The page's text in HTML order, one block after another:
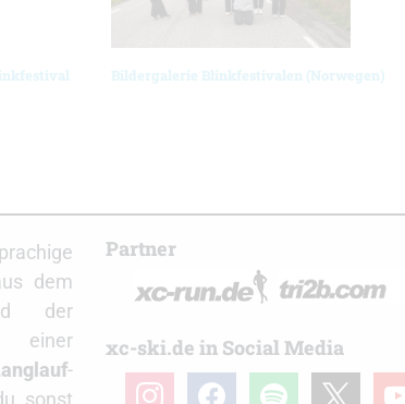
Bildergalerie Blinkfestivalen (Norwegen)
dem
der
einer
-
sonst
Partner
xc-ski.de in Social Media
instagramfacebookspotify